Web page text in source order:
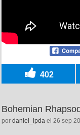
402
Bohemian
por daniel_lpda el 26 sep